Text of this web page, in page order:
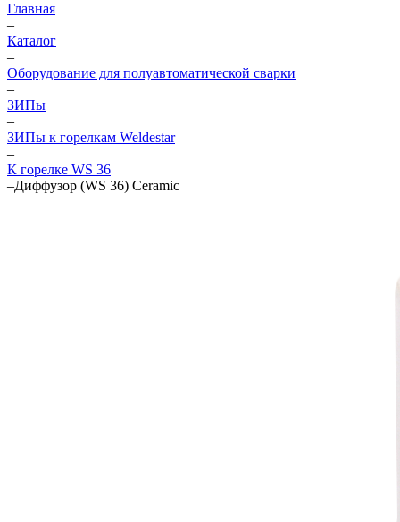
Главная
–
Каталог
–
Оборудование для полуавтоматической сварки
–
ЗИПы
–
ЗИПы к горелкам Weldestar
–
К горелке WS 36
–Диффузор (WS 36) Ceramic